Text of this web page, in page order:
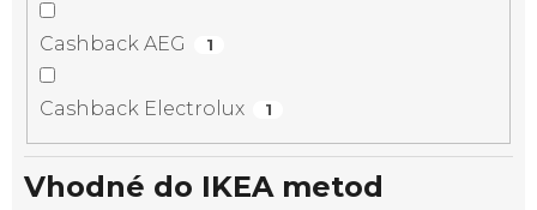
Cashback AEG 1
Cashback Electrolux 1
Vhodné do IKEA metod